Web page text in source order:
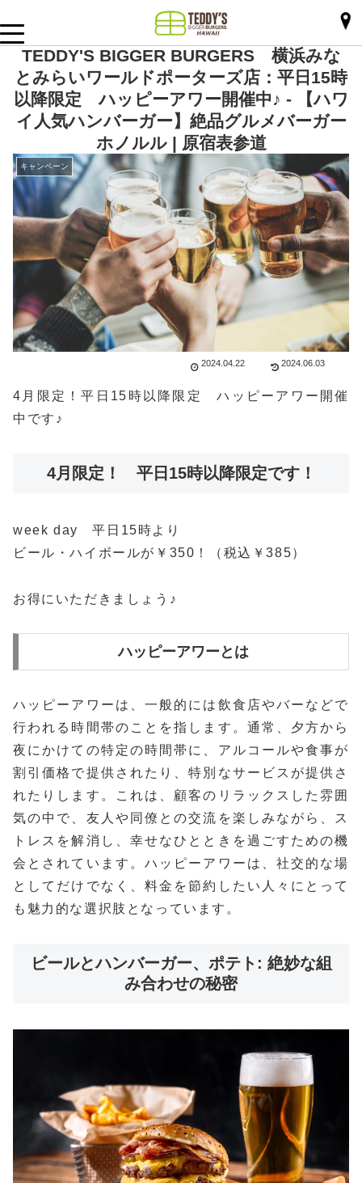
TEDDY'S BIGGER BURGERS 横浜みな
とみらいワールドポーターズ店：平日15時
以降限定 ハッピーアワー開催中♪ - 【ハワ
イ人気ハンバーガー】絶品グルメバーガー
ホノルル | 原宿表参道
キャンペーン
2024.04.22 2024.06.03
4月限定！平日15時以降限定 ハッピーアワー開催
中です♪
4月限定！ 平日15時以降限定です！
week day 平日15時より
ビール・ハイボールが￥350！（税込￥385）
お得にいただきましょう♪
ハッピーアワーとは
ハッピーアワーは、一般的には飲食店やバーなどで
行われる時間帯のことを指します。通常、夕方から
夜にかけての特定の時間帯に、アルコールや食事が
割引価格で提供されたり、特別なサービスが提供さ
れたりします。これは、顧客のリラックスした雰囲
気の中で、友人や同僚との交流を楽しみながら、ス
トレスを解消し、幸せなひとときを過ごすための機
会とされています。ハッピーアワーは、社交的な場
としてだけでなく、料金を節約したい人々にとって
も魅力的な選択肢となっています。
ビールとハンバーガー、ポテト: 絶妙な組
み合わせの秘密